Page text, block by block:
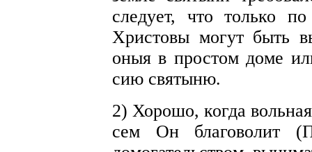
следует, что только
Христовы могут быть
оныя в простом доме
сию святыню.
2) Хорошо, когда
сем Он благоволит